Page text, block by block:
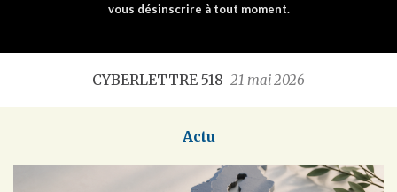
vous désinscrire à tout moment.
CYBERLETTRE 518 21 mai 2026
Actu